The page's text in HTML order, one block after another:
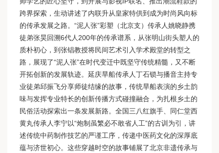
跨界探索，生动讲述了内联升从皇家特供到成为时尚风向标
的传承发展之路。“泥人张”彩塑（北京支）传承人姚晓静携
徒弟张昊回溯6代人200年的传承谱系，从张明山街头塑人的
质朴初心，到张锠教授将民间艺术引入学术殿堂的转型之
路，展现了“泥人张”在时代变迁中既坚守传统精髓，又不断
开拓创新的发展轨迹。延庆旱船传承人丁石锁与播音主持专
业徒弟邱振飞分享师徒结缘的故事，传统旱船表演的乡土韵
味与发挥专业特长的创新传播方式碰撞融合，为扎根乡土的
民俗活动探索出一条发展新路。全国三八红旗手、同仁堂西
黄丸传承人李宁以“炮制虽繁必不敢省人工”的古训为引，讲
述传统中药制作技艺的严谨工序，传递中医药文化的深厚底
蕴与济世初心。这些穿越时空的故事铺展了北京非遗传承与